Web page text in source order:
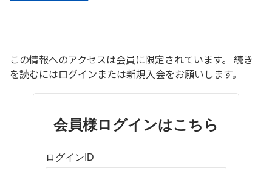
この情報へのアクセスは会員に限定されています。 続き
を読むにはログインまたは新規入会をお願いします。
会員様ログインはこちら
ログインID